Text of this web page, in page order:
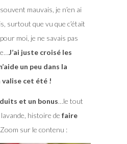
mauvais, je n’en ai
surtout que vu que c’était
moi, je ne savais pas
J’ai juste croisé les
un peu dans la
cet été !
et un bonus…le tout
histoire de faire
Zoom sur le contenu :